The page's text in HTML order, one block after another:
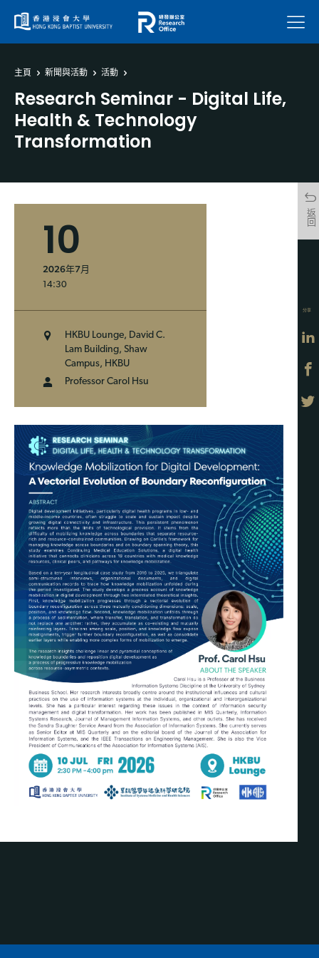
菜單
主頁 新聞與活動 活動
Research Seminar - Digital Life,
Health & Technology
Transformation
返回
10
2026年7月
14:30
HKBU Lounge, David C.
Lam Building, Shaw
Campus, HKBU
Professor Carol Hsu
分享